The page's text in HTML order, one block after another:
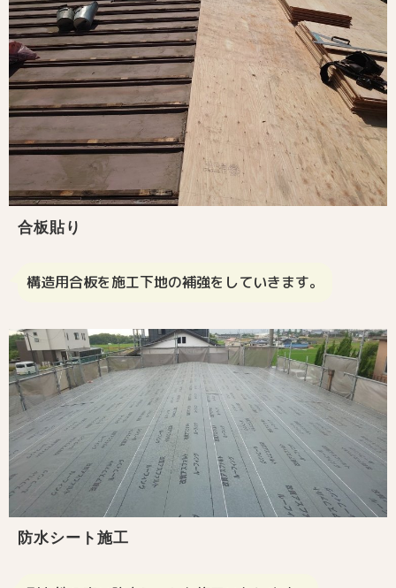
合板貼り
構造用合板を施工下地の補強をしていきます。
防水シート施工